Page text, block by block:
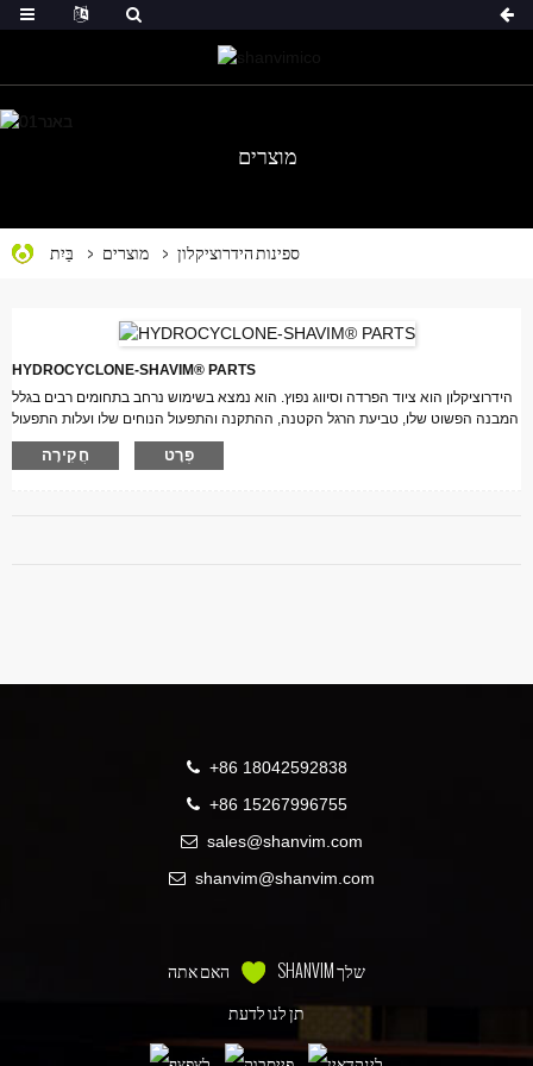
מוצרים
בַּיִת מוצרים ספינות הידרוציקלון
HYDROCYCLONE-SHAVIM® PARTS
הידרוציקלון הוא ציוד הפרדה וסיווג נפוץ. הוא נמצא בשימוש נרחב בתחומים רבים בגלל
המבנה הפשוט שלו, טביעת הרגל הקטנה, ההתקנה והתפעול הנוחים שלו ועלות התפעול
הנמוכה שלו.
חֲקִירָה פְּרָט
+86 18042592838
+86 15267996755
sales@shanvim.com
shanvim@shanvim.com
האם אתה
SHANVIM שלך
תן לנו לדעת